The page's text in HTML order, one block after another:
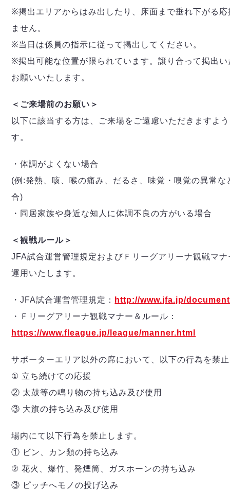
※掲出エリアからはみ出したり、床面まで垂れ下がる
ません。
※当日は係員の指示に従って掲出してください。
※掲出可能な位置が限られています。譲り合って掲出
お願いいたします。
＜ご来場前のお願い＞
以下に該当する方は、ご来場をご遠慮いただきますよ
す。
・体調がよくない場合
(例:発熱、咳、喉の痛み、だるさ、味覚・嗅覚の異常な
合)
・同居家族や身近な知人に体調不良の方がいる場合
＜観戦ルール＞
JFA試合運営管理規定およびＦリーグアリーナ観戦マ
運用いたします。
・JFA試合運営管理規定：
http://www.jfa.jp/
・Ｆリーグアリーナ観戦マナー＆ルール：
https://www.fleague.jp/league/manner.html
サポーターエリア以外の席において、以下の行為を禁
① 立ち続けての応援
② 太鼓等の鳴り物の持ち込み及び使用
③ 大旗の持ち込み及び使用
場内にて以下行為を禁止します。
① ビン、カン類の持ち込み
② 花火、爆竹、発煙筒、ガスホーンの持ち込み
③ ピッチへモノの投げ込み